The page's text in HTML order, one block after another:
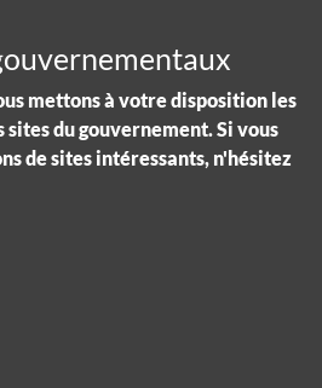
mettons à votre disposition les
du gouvernement. Si vous
de sites intéressants, n'hésitez